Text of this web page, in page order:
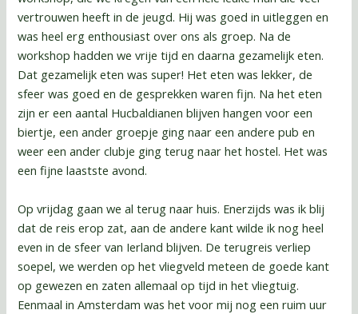
vertrouwen heeft in de jeugd. Hij was goed in uitleggen en
was heel erg enthousiast over ons als groep. Na de
workshop hadden we vrije tijd en daarna gezamelijk eten.
Dat gezamelijk eten was super! Het eten was lekker, de
sfeer was goed en de gesprekken waren fijn. Na het eten
zijn er een aantal Hucbaldianen blijven hangen voor een
biertje, een ander groepje ging naar een andere pub en
weer een ander clubje ging terug naar het hostel. Het was
een fijne laastste avond.
Op vrijdag gaan we al terug naar huis. Enerzijds was ik blij
dat de reis erop zat, aan de andere kant wilde ik nog heel
even in de sfeer van Ierland blijven. De terugreis verliep
soepel, we werden op het vliegveld meteen de goede kant
op gewezen en zaten allemaal op tijd in het vliegtuig.
Eenmaal in Amsterdam was het voor mij nog een ruim uur